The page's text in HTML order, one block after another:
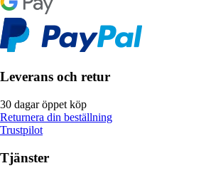
Leverans och retur
30 dagar öppet köp
Returnera din beställning
Trustpilot
Tjänster